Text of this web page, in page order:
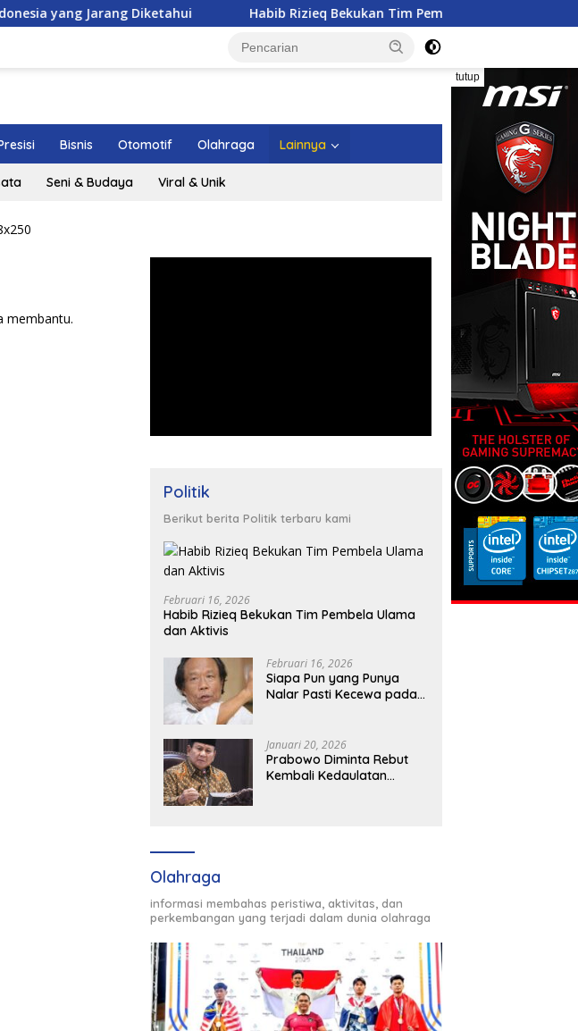
Jarang Diketahui Habib Rizieq Bekukan Tim Pembela Ulama dan Aktivis
tutup
Bisnis Otomotif Olahraga Lainnya
Seni & Budaya Viral & Unik
membantu.
Politik
Berikut berita Politik terbaru kami
Februari 16, 2026
Habib Rizieq Bekukan Tim Pembela Ulama
dan Aktivis
Februari 16, 2026
Siapa Pun yang Punya
Nalar Pasti Kecewa pada
Januari 20, 2026
Prabowo Diminta Rebut
Kembali Kedaulatan
Olahraga
informasi membahas peristiwa, aktivitas, dan
perkembangan yang terjadi dalam dunia olahraga